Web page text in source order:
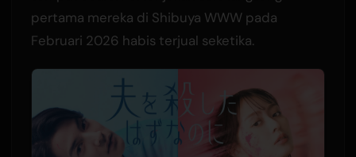
pertama mereka di Shibuya WWW pada
Februari 2026 habis terjual seketika.